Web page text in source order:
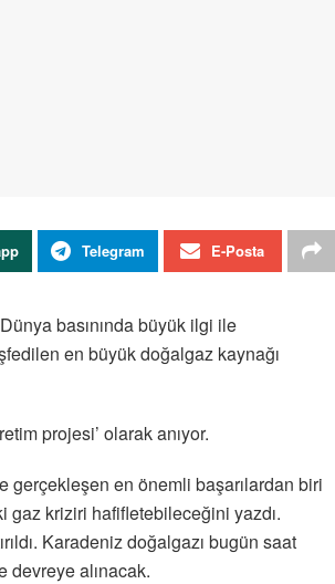
Telegram E-Posta
basınında büyük ilgi ile
en büyük doğalgaz kaynağı
projesi’ olarak anıyor.
gerçekleşen en önemli başarılardan biri
gaz kriziri hafifletebileceğini yazdı.
Karadeniz doğalgazı bugün saat
devreye alınacak.